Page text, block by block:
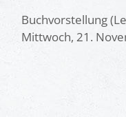
Buchvorstellung
Mittwoch, 21.